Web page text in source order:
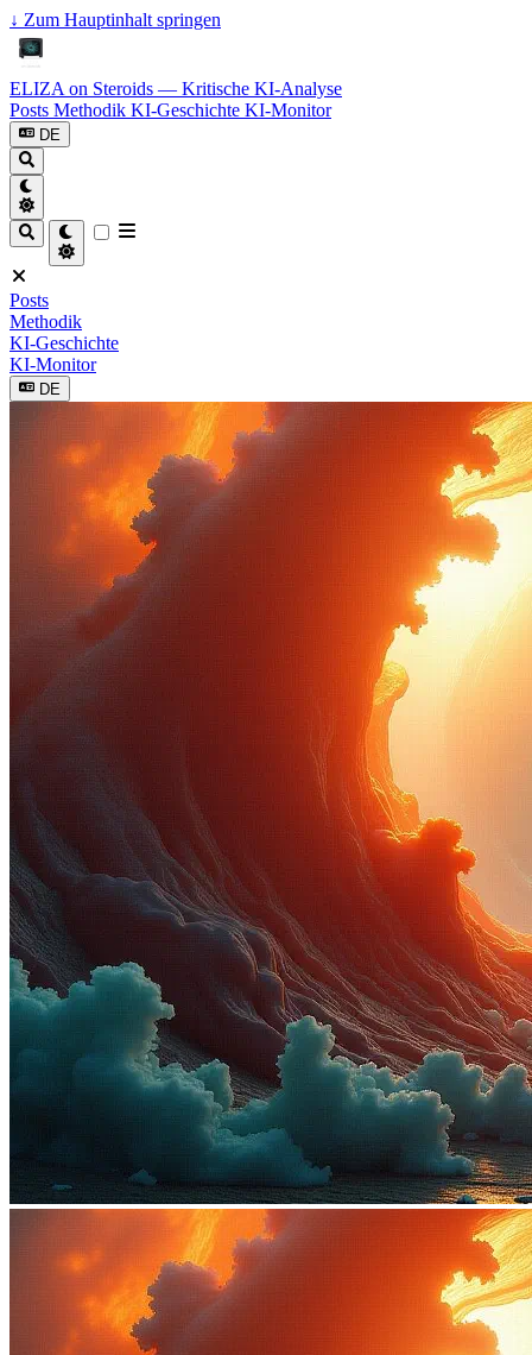
↓ Zum Hauptinhalt springen
ELIZA on Steroids — Kritische KI-Analyse
Posts Methodik KI-Geschichte KI-Monitor
DE
Posts
Methodik
KI-Geschichte
KI-Monitor
DE